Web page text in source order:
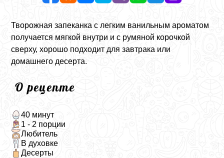
Творожная запеканка с легким ванильным ароматом
получается мягкой внутри и с румяной корочкой
сверху, хорошо подходит для завтрака или
домашнего десерта.
О рецепте
40 минут
1 - 2 порции
Любитель
В духовке
Десерты